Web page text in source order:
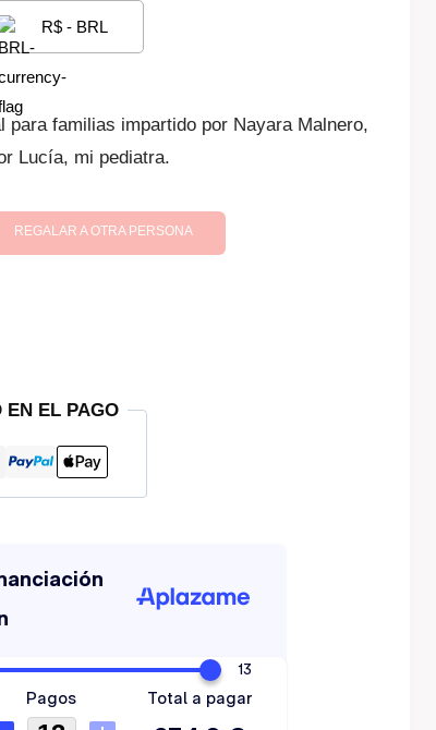
R$ - BRL
para familias impartido por Nayara Malnero,
Lucía, mi pediatra.
REGALAR A OTRA PERSONA
EN EL PAGO